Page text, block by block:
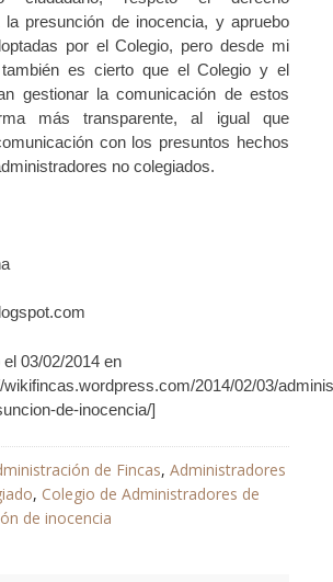
la presunción de inocencia, y apruebo
por el Colegio, pero desde mi
es cierto que el Colegio y el
gestionar la comunicación de estos
más transparente, al igual que
con los presuntos hechos
no colegiados.
03/02/2014 en
2014/02/03/
de-inocencia/]
de Fincas, Administradores
, Colegio de Administradores de
de inocencia